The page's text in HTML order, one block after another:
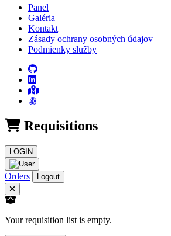
Panel
Galéria
Kontakt
Zásady ochrany osobných údajov
Podmienky služby
Requisitions
LOGIN
Orders Logout
Your requisition list is empty.